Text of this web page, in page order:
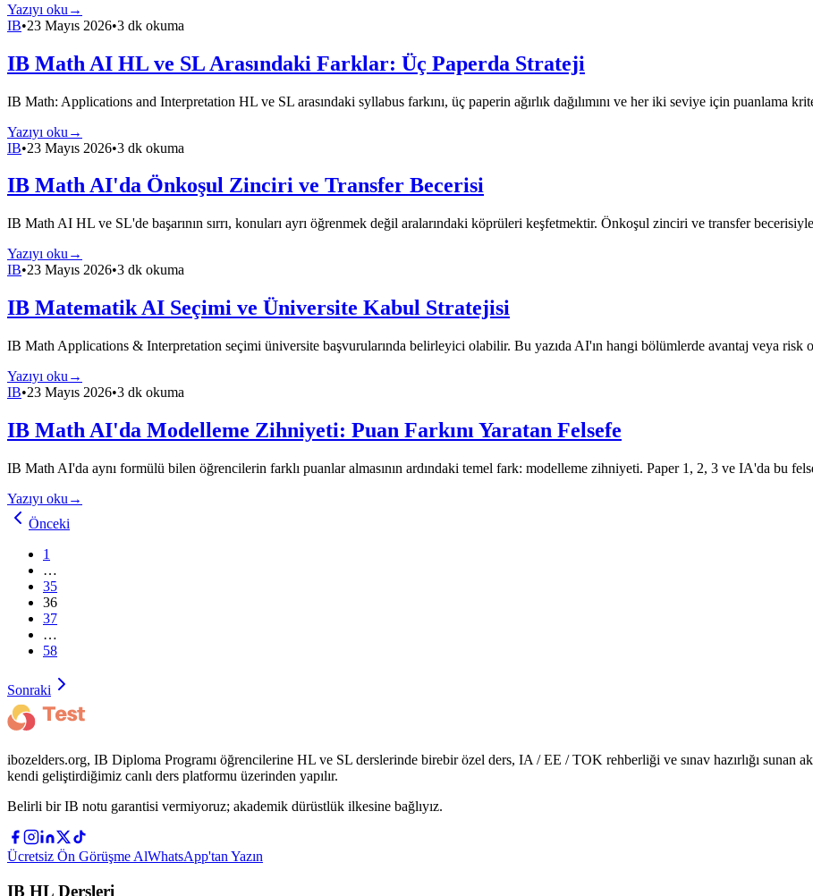
Yazıyı oku →
IB•23 Mayıs 2026•3 dk okuma
IB Math AI HL ve SL Arasındaki Farklar: Üç Paperda Strateji
IB Math: Applications and Interpretation HL ve SL arasındaki syllabus farkını, üç paperin ağırlık dağılımını ve her iki seviye için puanlama
Yazıyı oku →
IB•23 Mayıs 2026•3 dk okuma
IB Math AI'da Önkoşul Zinciri ve Transfer Becerisi
IB Math AI HL ve SL'de başarının sırrı, konuları ayrı öğrenmek değil aralarındaki köprüleri keşfetmektir. Önkoşul zinciri ve transfer
Yazıyı oku →
IB•23 Mayıs 2026•3 dk okuma
IB Matematik AI Seçimi ve Üniversite Kabul Stratejisi
IB Math Applications & Interpretation seçimi üniversite başvurularında belirleyici olabilir. Bu yazıda AI'ın hangi bölümlerde avantaj veya
Yazıyı oku →
IB•23 Mayıs 2026•3 dk okuma
IB Math AI'da Modelleme Zihniyeti: Puan Farkını Yaratan Felsefe
IB Math AI'da aynı formülü bilen öğrencilerin farklı puanlar almasının ardındaki temel fark: modelleme zihniyeti. Paper 1, 2, 3 ve IA'da bu
Yazıyı oku →
Önceki
1
…
35
36
37
…
58
Sonraki
ibozelders.org, IB Diploma Programı öğrencilerine HL ve SL derslerinde birebir özel ders, IA / EE / TOK rehberliği ve sınav hazırlığı sunan
kendi geliştirdiğimiz canlı ders platformu üzerinden yapılır.
Belirli bir IB notu garantisi vermiyoruz; akademik dürüstlük ilkesine bağlıyız.
Ücretsiz Ön Görüşme AlWhatsApp'tan Yazın
IB HL Dersleri